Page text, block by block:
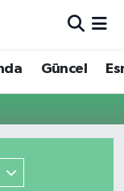
Güncel